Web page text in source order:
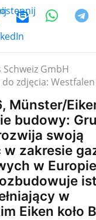
zdjęcia: Westfalen
Münster/
budowy:
swoją
w zakresie
w
w
Eiken koło